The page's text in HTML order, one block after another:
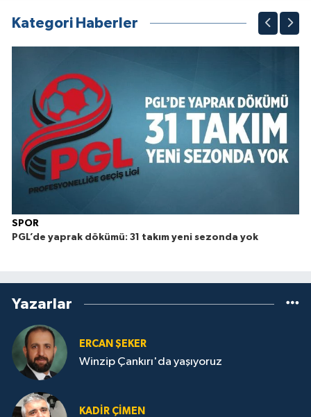
Kategori Haberler
SPOR
PGL’de yaprak dökümü: 31 takım yeni sezonda yok
Yazarlar
ERCAN ŞEKER
Winzip Çankırı'da yaşıyoruz
KADIR ÇIMEN